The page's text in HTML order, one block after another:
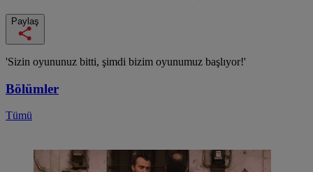
Paylaş
'Sizin oyununuz bitti, şimdi bizim oyunumuz başlıyor!'
Bölümler
Tümü